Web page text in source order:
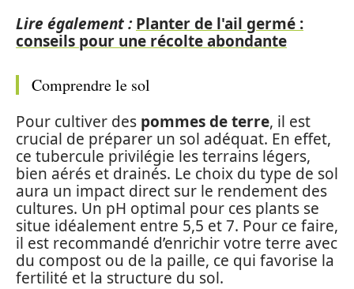
Lire également : Planter de l'ail germé :
conseils pour une récolte abondante
Comprendre le sol
Pour cultiver des pommes de terre, il est
crucial de préparer un sol adéquat. En effet,
ce tubercule privilégie les terrains légers,
bien aérés et drainés. Le choix du type de sol
aura un impact direct sur le rendement des
cultures. Un pH optimal pour ces plants se
situe idéalement entre 5,5 et 7. Pour ce faire,
il est recommandé d’enrichir votre terre avec
du compost ou de la paille, ce qui favorise la
fertilité et la structure du sol.